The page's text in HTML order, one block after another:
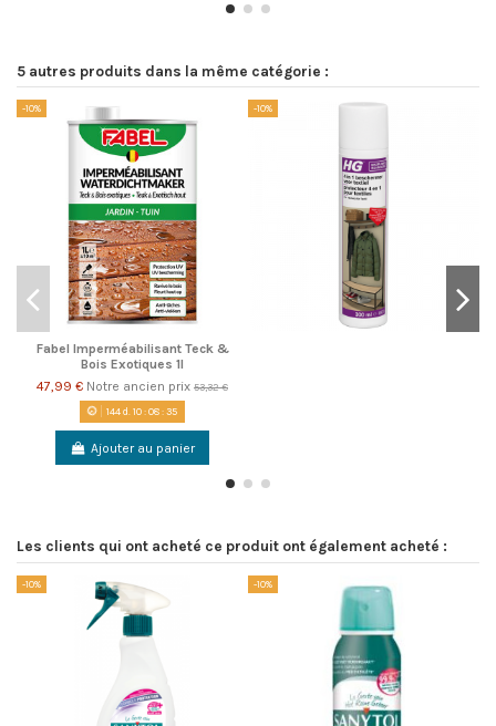
5 autres produits dans la même catégorie :
-10%
Fabel Imperméabilisant Teck &
Bois Exotiques 1l
47,99 € Notre ancien prix 53,32 €
144d. 10:08:35
Ajouter au panier
-10%
Les clients qui ont acheté ce produit ont également acheté :
-10% -10%